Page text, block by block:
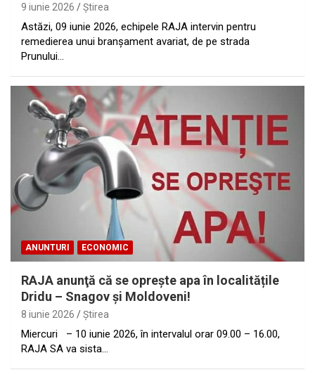
9 iunie 2026 Ştirea
Astăzi, 09 iunie 2026, echipele RAJA intervin pentru
remedierea unui branșament avariat, de pe strada
Prunului…
ANUNTURI ECONOMIC
RAJA anunţă că se oprește apa în localitățile
Dridu – Snagov și Moldoveni!
8 iunie 2026 Ştirea
Miercuri – 10 iunie 2026, în intervalul orar 09.00 – 16.00,
RAJA SA va sista…